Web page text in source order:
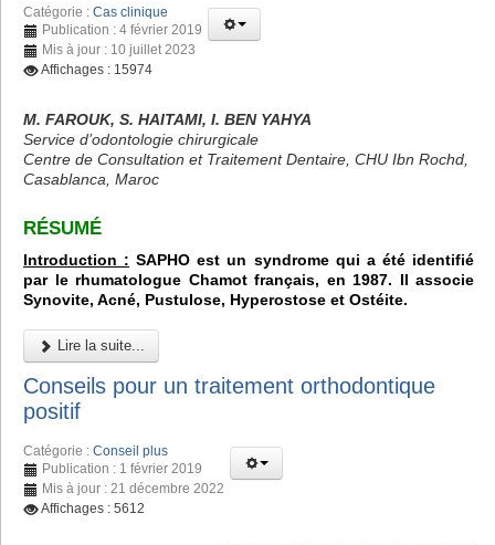
Catégorie : Cas clinique
Publication : 4 février 2019
Mis à jour : 10 juillet 2023
Affichages : 15974
M. FAROUK, S. HAITAMI, I. BEN YAHYA
Service d’odontologie chirurgicale
Centre de Consultation et Traitement Dentaire, CHU Ibn Rochd,
Casablanca, Maroc
RÉSUMÉ
Introduction : SAPHO est un syndrome qui a été identifié
par le rhumatologue Chamot français, en 1987. Il associe
Synovite, Acné, Pustulose, Hyperostose et Ostéite.
Lire la suite...
Conseils pour un traitement orthodontique
positif
Catégorie : Conseil plus
Publication : 1 février 2019
Mis à jour : 21 décembre 2022
Affichages : 5612